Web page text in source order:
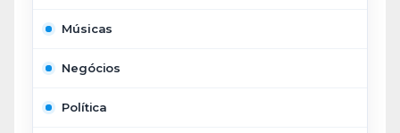
Músicas
Negócios
Política